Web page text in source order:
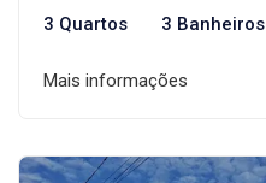
3 Quartos 3 Banheiros
Mais informações